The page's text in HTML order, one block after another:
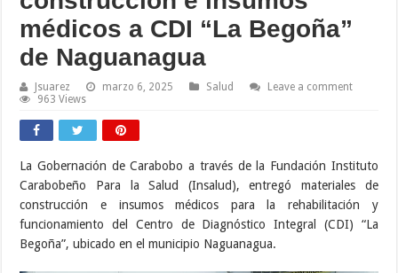
médicos a CDI “La Begoña”
de Naguanagua
Jsuarez marzo 6, 2025 Salud
Leave a comment
963 Views
La Gobernación de Carabobo a través de la Fundación Instituto
Carabobeño Para la Salud (Insalud), entregó materiales de
construcción e insumos médicos para la rehabilitación y
funcionamiento del Centro de Diagnóstico Integral (CDI) “La
Begoña”, ubicado en el municipio Naguanagua.